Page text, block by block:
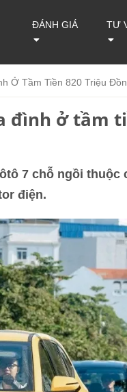
ĐÁNH GIÁ TƯ
Ở Tầm Tiền 820 Triệu
đình ở tầm
7 chỗ ngồi thuộc
điện.